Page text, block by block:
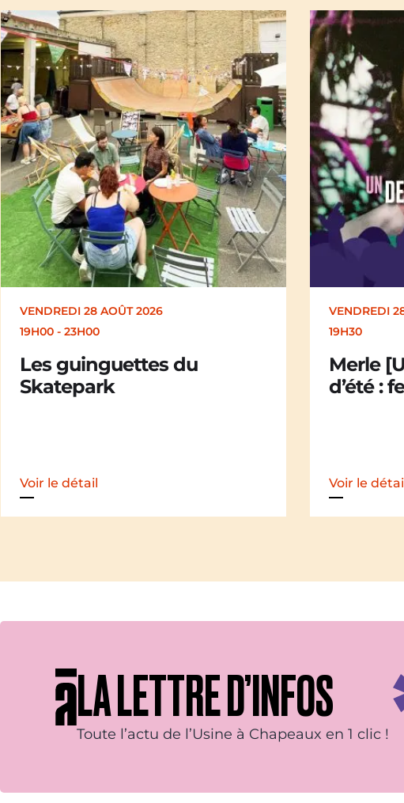
VENDREDI 28 AOÛT 2026
Merle [Un dernier soir
d’été : festival itinérant]
LA LETTRE D’INFOS
Toute l’actu de l’Usine à Chapeaux en 1 clic !